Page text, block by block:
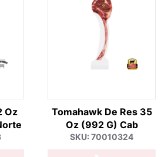
Oz
Tomahawk De Res 35
Oz (992 G) Cab
SKU: 70010324